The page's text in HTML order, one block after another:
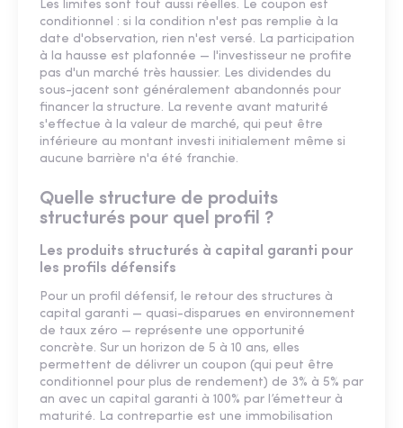
Les limites sont tout aussi réelles. Le coupon est
conditionnel : si la condition n'est pas remplie à la
date d'observation, rien n'est versé. La participation
à la hausse est plafonnée — l'investisseur ne profite
pas d'un marché très haussier. Les dividendes du
sous-jacent sont généralement abandonnés pour
financer la structure. La revente avant maturité
s'effectue à la valeur de marché, qui peut être
inférieure au montant investi initialement même si
aucune barrière n'a été franchie.
Quelle structure de produits
structurés pour quel profil ?
Les produits structurés à capital garanti pour
les profils défensifs
Pour un profil défensif, le retour des structures à
capital garanti — quasi-disparues en environnement
de taux zéro — représente une opportunité
concrète. Sur un horizon de 5 à 10 ans, elles
permettent de délivrer un coupon (qui peut être
conditionnel pour plus de rendement) de 3% à 5% par
an avec un capital garanti à 100% par l’émetteur à
maturité. La contrepartie est une immobilisation